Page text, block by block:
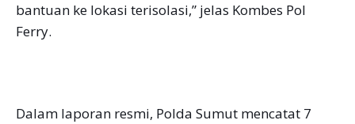
bantuan ke lokasi terisolasi,” jelas Kombes Pol
Ferry.
Dalam laporan resmi, Polda Sumut mencatat 7